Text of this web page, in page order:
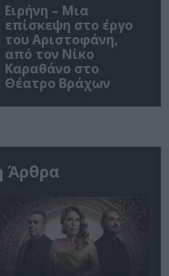
Ειρήνη – Μια
επίσκεψη στο έργο
του Αριστοφάνη,
από τον Νίκο
Καραθάνο στο
Θέατρο Βράχων
Άρθρα